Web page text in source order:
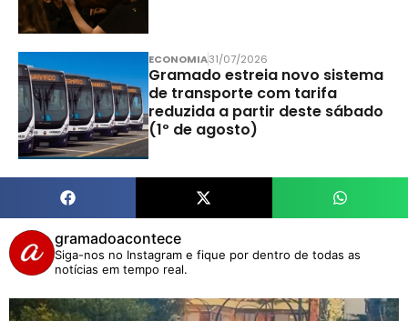
ECONOMIA31/07/2026
Gramado estreia novo sistema
de transporte com tarifa
reduzida a partir deste sábado
(1º de agosto)
gramadoacontece
Siga-nos no Instagram e fique por dentro de todas as
notícias em tempo real.